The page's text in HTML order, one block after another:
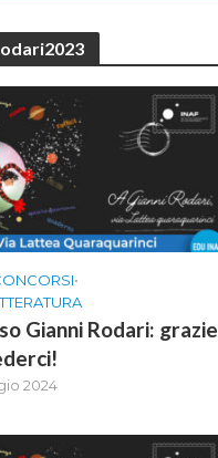
•
Gianni Rodari: grazie
2024